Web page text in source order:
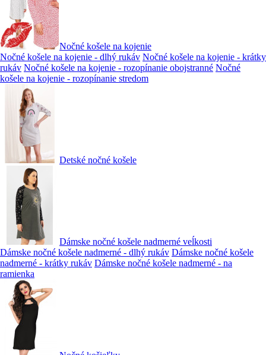
Nočné košele na kojenie
Nočné košele na kojenie - dlhý rukáv Nočné košele na kojenie - krátky
rukáv Nočné košele na kojenie - rozopínanie obojstranné Nočné
košele na kojenie - rozopínanie stredom
Detské nočné košele
Dámske nočné košele nadmerné veĺkosti
Dámske nočné košele nadmerné - dlhý rukáv Dámske nočné košele
nadmerné - krátky rukáv Dámske nočné košele nadmerné - na
ramienka